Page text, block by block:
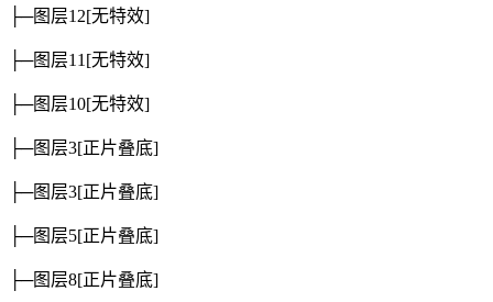
├─图层12[无特效]
├─图层11 [无特效]
├─图层10[无特效]
├─图层3[正片叠底]
├─图层3[正片叠底]
├─图层5[正片叠底]
├─图层8[正片叠底]